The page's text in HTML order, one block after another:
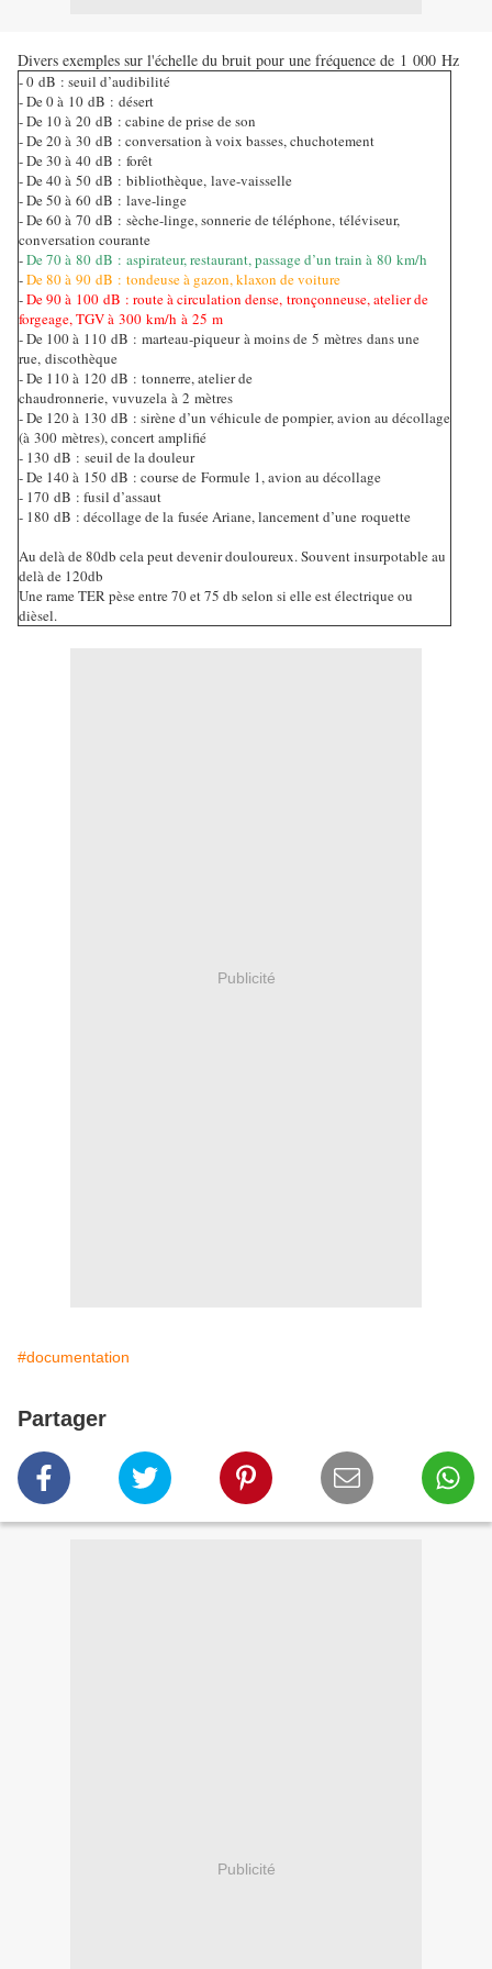
Divers exemples sur l'échelle du bruit pour une fréquence de 1 000 Hz
- 0 dB : seuil d’audibilité
- De 0 à 10 dB : désert
- De 10 à 20 dB : cabine de prise de son
- De 20 à 30 dB : conversation à voix basses, chuchotement
- De 30 à 40 dB : forêt
- De 40 à 50 dB : bibliothèque, lave-vaisselle
- De 50 à 60 dB : lave-linge
- De 60 à 70 dB : sèche-linge, sonnerie de téléphone, téléviseur,
conversation courante
-De 70 à 80 dB : aspirateur, restaurant, passage d’un train à 80 km/h
-De 80 à 90 dB : tondeuse à gazon, klaxon de voiture
-De 90 à 100 dB : route à circulation dense, tronçonneuse, atelier de
forgeage, TGV à 300 km/h à 25 m
- De 100 à 110 dB : marteau-piqueur à moins de 5 mètres dans une
rue, discothèque
- De 110 à 120 dB : tonnerre, atelier de
chaudronnerie, vuvuzela à 2 mètres
- De 120 à 130 dB : sirène d’un véhicule de pompier, avion au décollage
(à 300 mètres), concert amplifié
- 130 dB : seuil de la douleur
- De 140 à 150 dB : course de Formule 1, avion au décollage
- 170 dB : fusil d’assaut
- 180 dB : décollage de la fusée Ariane, lancement d’une roquette
Au delà de 80db cela peut devenir douloureux. Souvent insurpotable au
delà de 120db
Une rame TER pèse entre 70 et 75 db selon si elle est électrique ou
dièsel.
Publicité
#documentation
Partager
Publicité